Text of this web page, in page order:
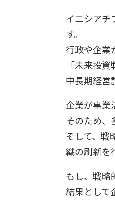
イニシアチ
す。
行政や企業
「未来投
中長期経営
企業が事業
そのため、
そして、戦
織の刷新を
もし、戦略
結果として